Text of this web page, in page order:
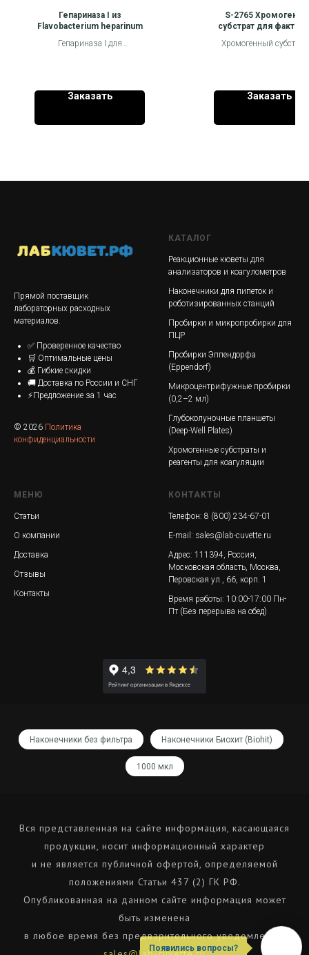
Появились вопросы?
Гепариназа I из
Flavobacterium heparinum
Гепариназа I для
выделенный из
Заказать
S-2765
субстрат для
Хромогенный субстрат
коагулянтов, таких
Заказать
Прямой поставщик
лабораторных расходных
материалов.
✅ Проверенное качество
🛒 Оптимальные цены
💰 Гибкие скидки
🚚 Доставка по России и СНГ
⚡Предложение за 1 час
© 2026 Политика
конфиденциальности
КАТАЛОГ
Реакционные кюветы для
анализаторов и коагулометров
Наконечники для пипеток и
роботизированных станций
Пробирки и микропробирки для
ПЦР
Пробирки Эппендорфа
(Eppendorf)
Микроцентрифужные пробирки
(0,2–2 мл)
Глубоколуночные планшеты
(Deep-Well Plates)
Хромогенные субстраты и
реагенты для коагуляции
МЕНЮ
Статьи
О компании
Доставка
Отзывы
Контакты
КОНТАКТЫ
Телефон: 8 (800) 234-67-01
E-mail: sales@lab-cuvette.ru
Адрес: 111394, Россия,
Московская область, Москва,
Перовская ул., 66, корп. 1
Время работы: 10:00-17:00 Пн-
Пт (Без перерыва на обед)
Наконечники без фильтра Наконечники Биохит (Biohit)
1000 мкл
Вся представленная на сайте информация, касающаяся
продукции, носит информационный характер
и не является публичной офертой, определяемой
положениями Статьи 437 (2) ГК РФ.
Опубликованная на данном сайте информация может
быть изменена
в любое время без предварительного уведомления.